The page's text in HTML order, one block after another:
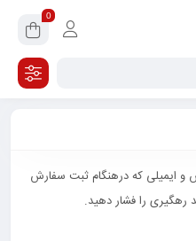
0
و ایمیلی که درهنگام ثبت سفارش
رهگیری را فشار دهید.